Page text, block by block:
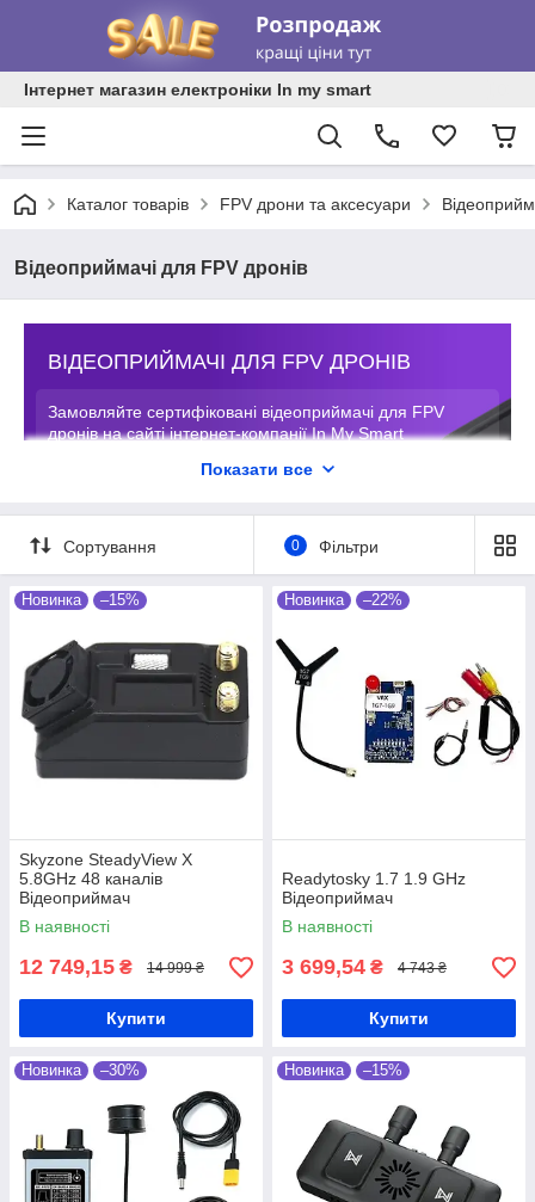
Інтернет магазин електроніки In my smart
Каталог товарів FPV дрони та аксесуари
Відеоприймачі для FPV дронів
ВІДЕОПРИЙМАЧІ ДЛЯ FPV ДРОНІВ
Замовляйте сертифіковані відеоприймачі для FPV
дронів на сайті інтернет-компанії In My Smart
за оптимальним співвідношенням ціна/
Показати все
Сортування 0 Фільтри
Новинка –15%
Skyzone SteadyView X
5.8GHz 48 каналів
Відеоприймач
В наявності
12 749,15 ₴ 14 999 ₴
Купити
Новинка –22%
Readytosky 1.7 1.9 GHz
Відеоприймач
В наявності
3 699,54 ₴ 4 743 ₴
Купити
Новинка –30% Новинка –15%